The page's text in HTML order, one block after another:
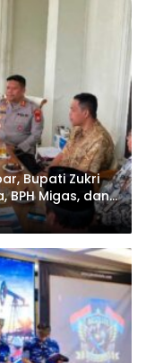
Bupati Zukri
BPH Migas, dan